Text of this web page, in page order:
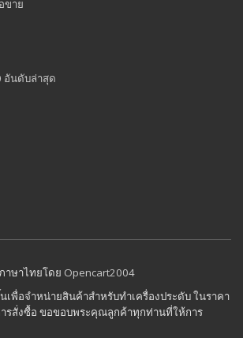
ขาย
อันดับล่าสุด
ษาไทยโดย Opencart2004
พื่อจำหน่ายสินค้าสำหรับทำเครื่องประดับ ในราคา
รสั่งซื้อ ขอขอบพระคุณลูกค้าทุกท่านที่ให้การ